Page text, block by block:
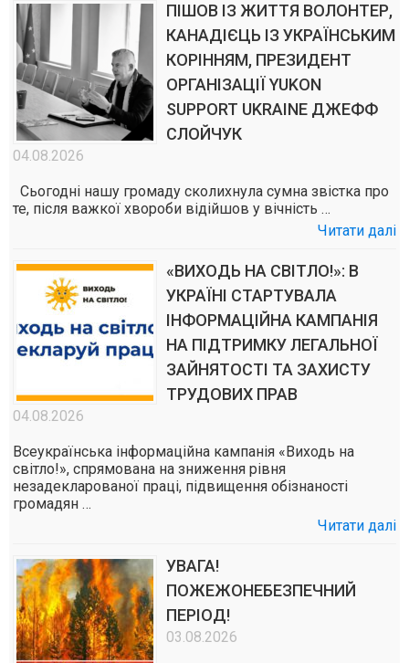
ПІШОВ ІЗ ЖИТТЯ ВОЛОНТЕР,
КАНАДІЄЦЬ ІЗ УКРАЇНСЬКИМ
КОРІННЯМ, ПРЕЗИДЕНТ
ОРГАНІЗАЦІЇ YUKON
SUPPORT UKRAINE ДЖЕФФ
СЛОЙЧУК
04.08.2026
Сьогодні нашу громаду сколихнула сумна звістка про
те, після важкої хвороби відійшов у вічність …
Читати далі
«ВИХОДЬ НА СВІТЛО!»: В
УКРАЇНІ СТАРТУВАЛА
ІНФОРМАЦІЙНА КАМПАНІЯ
НА ПІДТРИМКУ ЛЕГАЛЬНОЇ
ЗАЙНЯТОСТІ ТА ЗАХИСТУ
ТРУДОВИХ ПРАВ
04.08.2026
Всеукраїнська інформаційна кампанія «Виходь на
світло!», спрямована на зниження рівня
незадекларованої праці, підвищення обізнаності
громадян …
Читати далі
УВАГА!
ПОЖЕЖОНЕБЕЗПЕЧНИЙ
ПЕРІОД!
03.08.2026